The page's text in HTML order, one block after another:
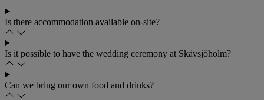
Is there accommodation available on-site?
Is it possible to have the wedding ceremony at Skåvsjöholm?
Can we bring our own food and drinks?